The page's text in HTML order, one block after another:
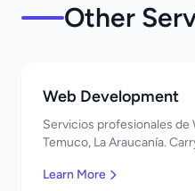
Other
Web Development
Servicios profesionales de
Temuco, La Araucanía.
Learn More